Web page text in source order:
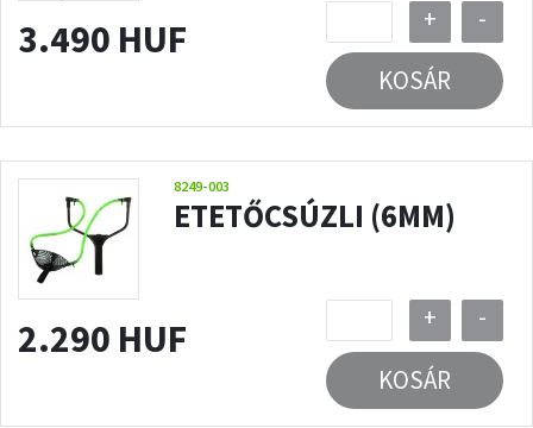
3.490 HUF +
-
KOSÁR
8249-003
ETETŐCSÚZLI (6MM)
2.290 HUF +
-
KOSÁR